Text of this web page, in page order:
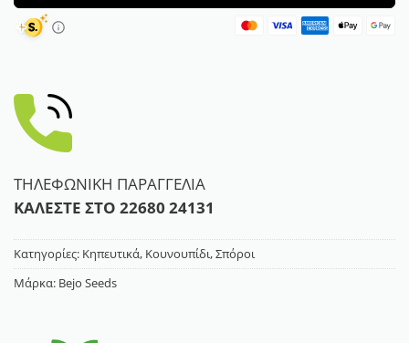
ΤΗΛΕΦΩΝΙΚΗ ΠΑΡΑΓΓΕΛΙΑ
ΚΑΛΕΣΤΕ ΣΤΟ 22680 24131
Κατηγορίες: Κηπευτικά, Κουνουπίδι,Σπόροι
Μάρκα: Bejo Seeds